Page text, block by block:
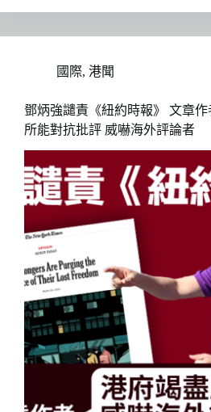
國際, 港聞
鄧炳強譴責《紐約時報》 文章
所能對抗批評 威嚇海外評論者